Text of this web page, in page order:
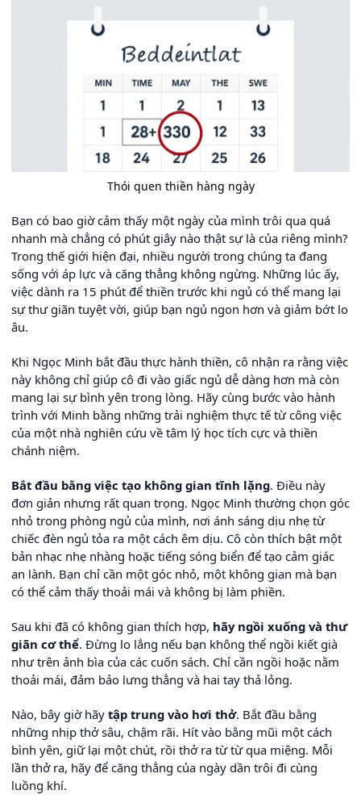
Thói quen thiền hàng ngày
Bạn có bao giờ cảm thấy một ngày của mình trôi qua quá
nhanh mà chẳng có phút giây nào thật sự là của riêng mình?
Trong thế giới hiện đại, nhiều người trong chúng ta đang
sống với áp lực và căng thẳng không ngừng. Những lúc ấy,
việc dành ra 15 phút để thiền trước khi ngủ có thể mang lại
sự thư giãn tuyệt vời, giúp bạn ngủ ngon hơn và giảm bớt lo
âu.
Khi Ngọc Minh bắt đầu thực hành thiền, cô nhận ra rằng việc
này không chỉ giúp cô đi vào giấc ngủ dễ dàng hơn mà còn
mang lại sự bình yên trong lòng. Hãy cùng bước vào hành
trình với Minh bằng những trải nghiệm thực tế từ công việc
của một nhà nghiên cứu về tâm lý học tích cực và thiền
chánh niệm.
Bắt đầu bằng việc tạo không gian tĩnh lặng. Điều này
đơn giản nhưng rất quan trọng. Ngọc Minh thường chọn góc
nhỏ trong phòng ngủ của mình, nơi ánh sáng dịu nhẹ từ
chiếc đèn ngủ tỏa ra một cách êm dịu. Cô còn thích bật một
bản nhạc nhẹ nhàng hoặc tiếng sóng biển để tạo cảm giác
an lành. Bạn chỉ cần một góc nhỏ, một không gian mà bạn
có thể cảm thấy thoải mái và không bị làm phiền.
Sau khi đã có không gian thích hợp, hãy ngồi xuống và thư
giãn cơ thể. Đừng lo lắng nếu bạn không thể ngồi kiết già
như trên ảnh bìa của các cuốn sách. Chỉ cần ngồi hoặc nằm
thoải mái, đảm bảo lưng thẳng và hai tay thả lỏng.
Nào, bây giờ hãy tập trung vào hơi thở. Bắt đầu bằng
những nhịp thở sâu, chậm rãi. Hít vào bằng mũi một cách
bình yên, giữ lại một chút, rồi thở ra từ từ qua miệng. Mỗi
lần thở ra, hãy để căng thẳng của ngày dần trôi đi cùng
luồng khí.